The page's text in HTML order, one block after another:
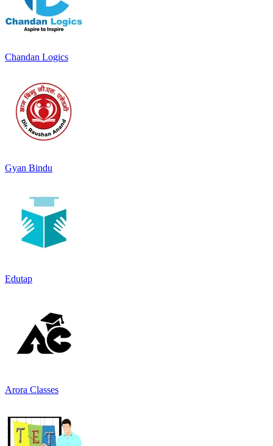
Chandan Logics
Gyan Bindu
Edutap
Arora Classes